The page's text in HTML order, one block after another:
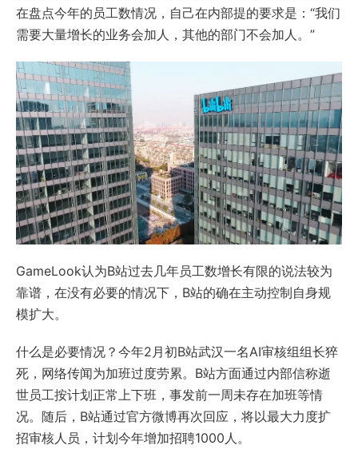
在盘点今年的员工数情况，自己在内部提的要求是：“我们
需要大量增长的业务会加人，其他的部门不会加人。”
GameLook认为B站过去几年员工数增长有限的说法较为
靠谱，在没有必要的情况下，B站的确在主动控制自身规
模扩大。
什么是必要情况？今年2月初B站武汉一名AI审核组组长猝
死，网络传闻为加班过度劳累。B站方面通过内部信称逝
世员工按计划正常上下班，事发前一周未存在加班等情
况。随后，B站通过官方微博再次回应，将以最大力度扩
招审核人员，计划今年增加招聘1000人。